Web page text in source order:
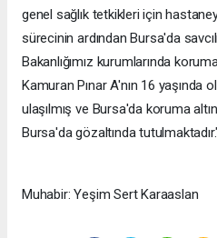
genel sağlık tetkikleri için
sürecinin ardından Bursa'da
Bakanlığımız kurumlarında
Kamuran Pınar A'nın 16 yaşında
ulaşılmış ve Bursa'da koruma
Bursa'da gözaltında
Muhabir: Yeşim Sert Karaaslan